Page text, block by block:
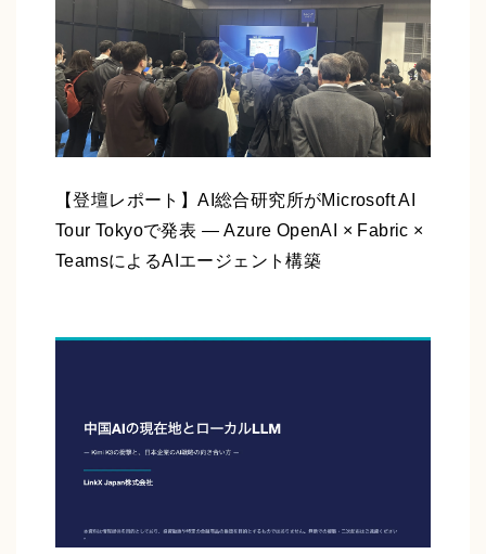
【登壇レポート】AI総合研究所がMicrosoft AI
Tour Tokyoで発表 ― Azure OpenAI × Fabric ×
TeamsによるAIエージェント構築